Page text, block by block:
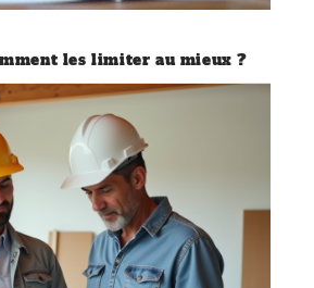
les limiter au mieux ?